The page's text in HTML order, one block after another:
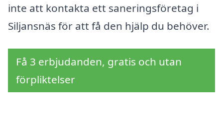
inte att kontakta ett saneringsföretag i
Siljansnäs för att få den hjälp du behöver.
Få 3 erbjudanden, gratis och utan
förpliktelser